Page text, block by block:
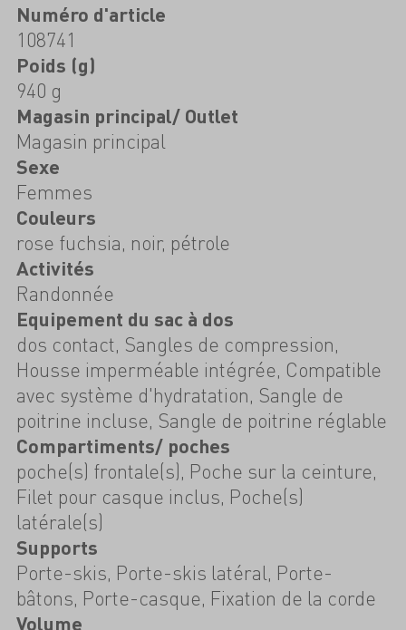
Numéro d'article
108741
Poids (g)
940 g
Magasin principal/ Outlet
Magasin principal
Sexe
Femmes
Couleurs
rose fuchsia, noir, pétrole
Activités
Randonnée
Equipement du sac à dos
dos contact, Sangles de compression,
Housse imperméable intégrée, Compatible
avec système d'hydratation, Sangle de
poitrine incluse, Sangle de poitrine réglable
Compartiments/ poches
poche(s) frontale(s), Poche sur la ceinture,
Filet pour casque inclus, Poche(s)
latérale(s)
Supports
Porte-skis, Porte-skis latéral, Porte-
bâtons, Porte-casque, Fixation de la corde
Volume